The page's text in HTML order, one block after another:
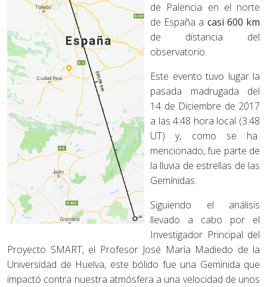
de Palencia en el norte
de España a casi 600 km
de distancia del
observatorio.
Este evento tuvo lugar la
pasada madrugada del
14 de Diciembre de 2017
a las 4:48 hora local (3:48
UT) y, como se ha
mencionado, fue parte de
la lluvia de estrellas de las
Gemínidas.
Siguiendo el análisis
llevado a cabo por el
Investigador Principal del
Proyecto SMART, el Profesor José María Madiedo de la
Universidad de Huelva, este bólido fue una Gemínida que
impactó contra nuestra atmósfera a una velocidad de unos